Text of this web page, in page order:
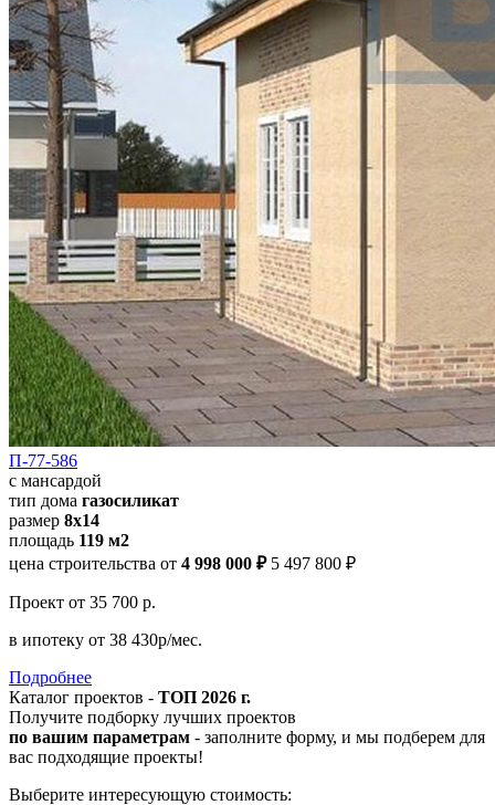
П-77-586
с мансардой
тип дома газосиликат
размер 8х14
площадь 119 м2
цена строительства от 4 998 000 ₽ 5 497 800 ₽
Проект от 35 700 р.
в ипотеку от 38 430р/мес.
Подробнее
Каталог проектов - ТОП 2026 г.
Получите подборку лучших проектов
по вашим параметрам - заполните форму, и мы подберем для
вас подходящие проекты!
Выберите интересующую стоимость: